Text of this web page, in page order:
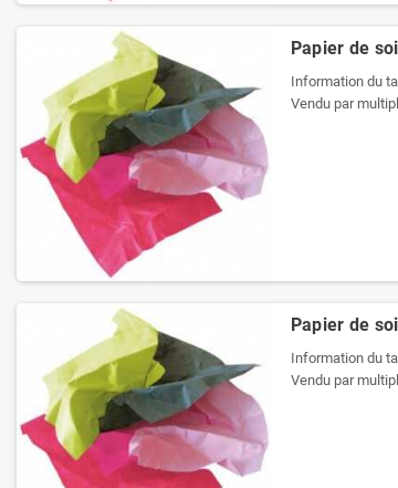
Papier de
Information du
Vendu par
Papier de
Information du
Vendu par